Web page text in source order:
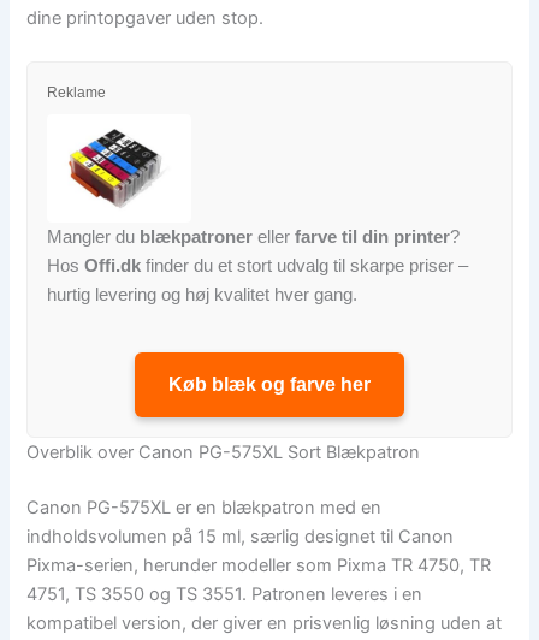
dine printopgaver uden stop.
Reklame
Mangler du blækpatroner ellerfarve til din printer?
HosOffi.dk finder du et stort udvalg til skarpe priser –
hurtig levering og høj kvalitet hver gang.
Køb blæk og farve her
Overblik over Canon PG-575XL Sort Blækpatron
Canon PG-575XL er en blækpatron med en
indholdsvolumen på 15 ml, særlig designet til Canon
Pixma-serien, herunder modeller som Pixma TR 4750, TR
4751, TS 3550 og TS 3551. Patronen leveres i en
kompatibel version, der giver en prisvenlig løsning uden at